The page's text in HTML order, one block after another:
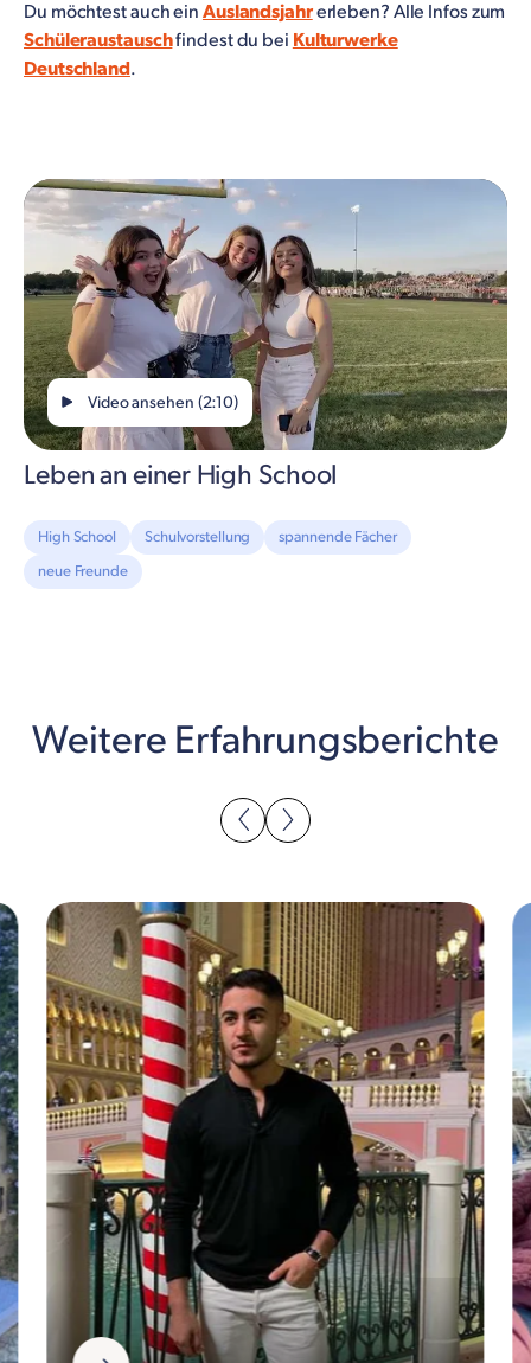
Du möchtest auch ein Auslandsjahrerleben? Alle Infos zum
Schüleraustauschfindest du bei Kulturwerke
Deutschland.
Video ansehen (2:10)
Leben an einer High School
High School Schulvorstellung
spannende Fächer
neue Freunde
Weitere Erfahrungsberichte